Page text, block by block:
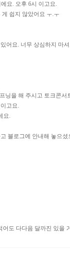
요. 오후 6시 이고요.
쉽지 않았어요 ㅜ.ㅜ
어요. 너무 상심하지 마
닝을 해 주시고 토크콘
고요.
요.
블로그에 안내해 놓으셨
도 다다음 달까진 있을